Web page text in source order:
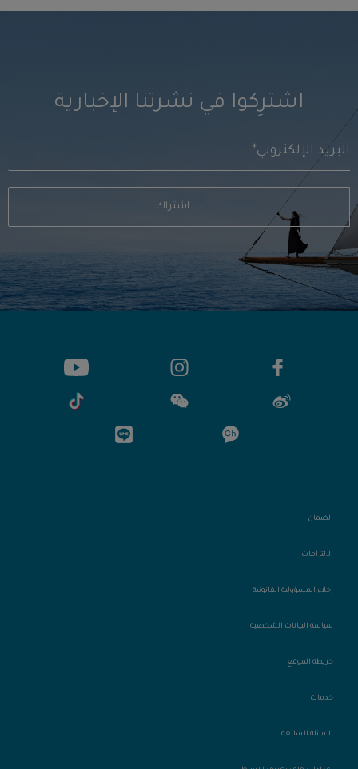
اشترِكوا في نشرتنا الإخبارية
اشتراك
الضمان
الالتزامات
إخلاء المسؤولية القانونية
سياسة البيانات الشخصية
خريطة الموقع
خدمات
الأسئلة الشائعة